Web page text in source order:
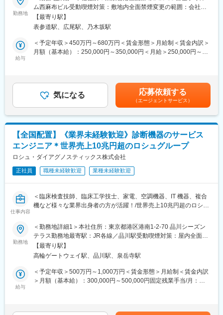
全国出張（4～5ヶ月同じ会場）※3週間以上の長期休暇を年2回取
得可能です！
出張費・住居・光熱費はすべて会社負担
で安心です◎）
過去入社者：元スポーツ選手、自衛隊、不動産営業、トレーナ
ー、介護、看護師など
【キャリアアップ】
最短半年～1年で店長へ（店舗責任者／プレイングマネージャー）
店長年収：1,000万～2,000万円超の実績あり
インセンティブ：年3回（売上の14～20%）
【やりがい】
・イベント終わりに感謝の品（お花・果物）が届くことも！
・仲間と一緒に売場をつくり、成果を分かち合える
変更の範囲：会社の定める業務
■業務内容：
サービスエンジニアとして、医療機器の据付・保守・修理等を行
います。
作業だけではなく、お客様である医療機関の方々と的確なコミュ
ニケーション、迅速・誠実な対応を行うことで、信頼関係を構築
していきます。技術者としての知識・能力のみならず、コミュニ
■具体的な業務：
◇据付（搬入・組立・調整・取扱い説明）
■取扱う医療機器
MRI装置、CT装置、X線撮影装置、超音波診断装置、骨密度測定
装置等
■主なお客様
病院、クリニック等の医療機関
■業務の魅力：
お客様が満足する製品・サービス・ソリューションを提供するこ
ることができます。
■教育制度：
千葉県柏市にある研修施設でサービスエンジニアとしての研修実
ルムグループの学び支援を利用したEラーニング受講が可能です。
その他、状況に応じて各種研修もございます。
勤務地
ム西麻布ビル受動喫煙対策：敷地内全面禁煙変更の範囲：会社の
定める事業所
【最寄り駅】
表参道駅、広尾駅、乃木坂駅
給与
＜予定年収＞450万円～680万円＜賃金形態＞月給制＜賃金内訳＞
月額（基本給）：250,000円～350,000円＜月給＞250,000円～
り、選考を通じて上下する可能性があります。月給(月額)は固定手
当を含めた表記です。
気になる 応募依頼する
（エージェントサービス）
【全国配置】《業界未経験歓迎》診断機器のサービス
エンジニア＊世界売上10兆円超のロシュグループ
ロシュ・ダイアグノスティックス株式会社
正社員 職種未経験歓迎 業種未経験歓迎
仕事内容
＜臨床検査技師、臨床工学技士、家電、空調機器、IT 機器、複合
機など様々な業界出身者の方が活躍！/世界売上10兆円超のロシュ
業20時間/夜間呼び出しほとんどなし/直行直属/研修体制充実＞
■求人概要：
フィールドサービスエンジニア職として、当社製品の新規据付、
保守点検をお任せいたします。コロナ禍以降、医療や検査の意義
が更に高まりニーズが増加する中での増員採用となります。社会
貢献、顧客への価値向上意識が高く、自身の専門性を高めたい方
・当社検査機器の新規据付
勤務地
＜勤務地詳細1＞本社住所：東京都港区港南1-2-70 品川シーズン
テラス勤務地最寄駅：JR各線／品川駅受動喫煙対策：屋内全面禁
煙＜勤務地詳細2＞全国（エリア確約不可）住所：全国いずれかの
配属となります。 受動喫煙対策：敷地内喫煙可能場所あり変更の
【最寄り駅】
高輪ゲートウェイ駅、品川駅、泉岳寺駅
給与
＜予定年収＞500万円～1,000万円＜賃金形態＞月給制＜賃金内訳
＞月額（基本給）：300,000円～500,000円固定残業手当/月：